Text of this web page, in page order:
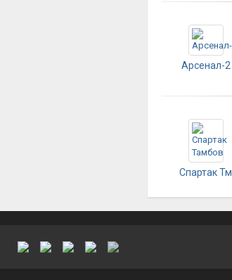
Арсенал-2
Спартак Тм